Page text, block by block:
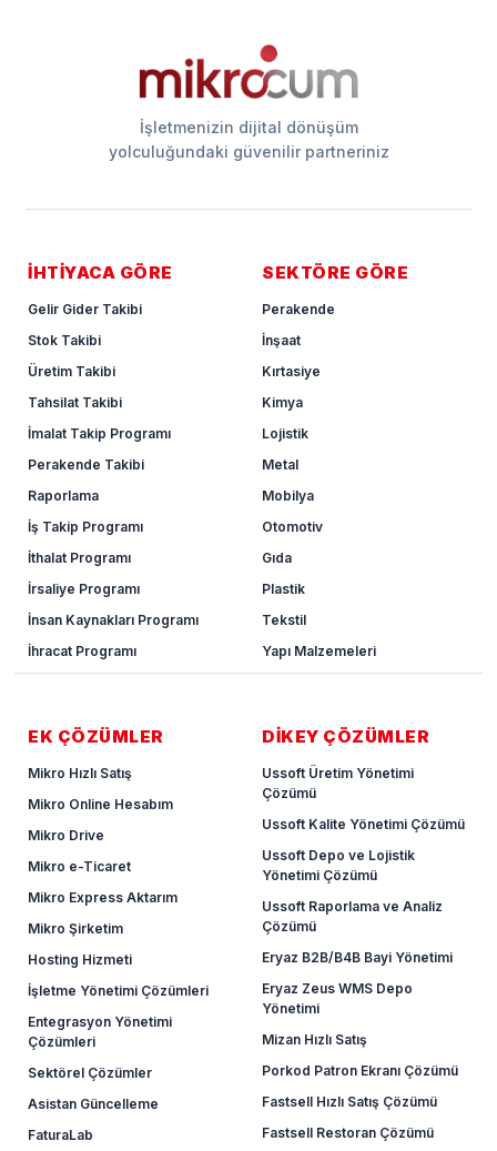
İşletmenizin dijital dönüşüm
yolculuğundaki güvenilir partneriniz
İHTİYACA GÖRE
Gelir Gider Takibi
Stok Takibi
Üretim Takibi
Tahsilat Takibi
İmalat Takip Programı
Perakende Takibi
Raporlama
İş Takip Programı
İthalat Programı
İrsaliye Programı
İnsan Kaynakları Programı
İhracat Programı
SEKTÖRE GÖRE
Perakende
İnşaat
Kırtasiye
Kimya
Lojistik
Metal
Mobilya
Otomotiv
Gıda
Plastik
Tekstil
Yapı Malzemeleri
EK ÇÖZÜMLER
Mikro Hızlı Satış
Mikro Online Hesabım
Mikro Drive
Mikro e-Ticaret
Mikro Express Aktarım
Mikro Şirketim
Hosting Hizmeti
İşletme Yönetimi Çözümleri
Entegrasyon Yönetimi
Çözümleri
Sektörel Çözümler
Asistan Güncelleme
FaturaLab
DİKEY ÇÖZÜMLER
Ussoft Üretim Yönetimi
Çözümü
Ussoft Kalite Yönetimi Çözümü
Ussoft Depo ve Lojistik
Yönetimi Çözümü
Ussoft Raporlama ve Analiz
Çözümü
Eryaz B2B/B4B Bayi Yönetimi
Eryaz Zeus WMS Depo
Yönetimi
Mizan Hızlı Satış
Porkod Patron Ekranı Çözümü
Fastsell Hızlı Satış Çözümü
Fastsell Restoran Çözümü